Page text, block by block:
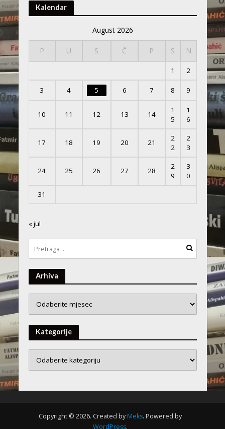
Kalendar
August 2026
P U S Č P S N
1 2
3 4 5 6 7 8 9
10 11 12 13 14
1
5
1
6
17 18 19 20 21
2
2
2
3
24 25 26 27 28
2
9
3
0
31
« jul
Arhiva
Kategorije
Copyright © 2026. Created by Meks. Powered by
WordPress.